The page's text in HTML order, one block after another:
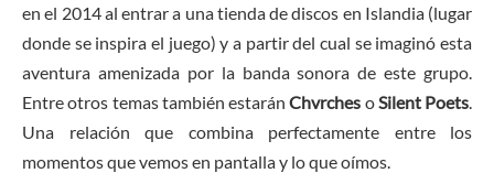
en el 2014 al entrar a una tienda de discos en Islandia (lugar
donde se inspira el juego) y a partir del cual se imaginó esta
aventura amenizada por la banda sonora de este grupo.
Entre otros temas también estaránChvrches oSilent Poets.
Una relación que combina perfectamente entre los
momentos que vemos en pantalla y lo que oímos.